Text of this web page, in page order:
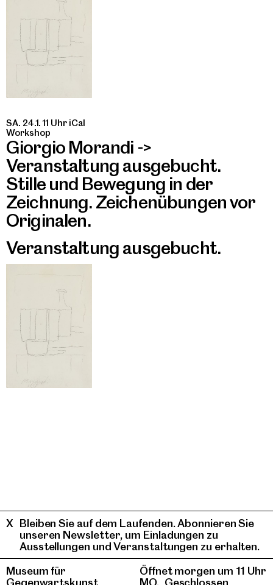
SA. 24.1. 11 Uhr iCal
Workshop
Giorgio Morandi ->
Veranstaltung ausgebucht.
Stille und Bewegung in der
Zeichnung. Zeichenübungen vor
Originalen.
Veranstaltung ausgebucht.
Museum für
Gegenwartskunst
Öffnet morgen um 11 Uhr
MO. Geschlossen
Bleiben Sie auf dem Laufenden. Abonnieren Sie
unseren Newsletter, um Einladungen zu
Ausstellungen und Veranstaltungen zu erhalten.